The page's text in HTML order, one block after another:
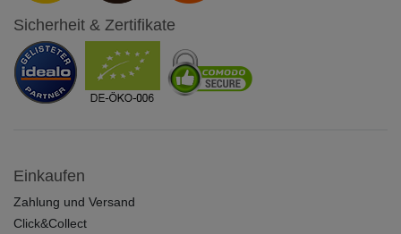
Sicherheit & Zertifikate
Einkaufen
Zahlung und Versand
Click&Collect